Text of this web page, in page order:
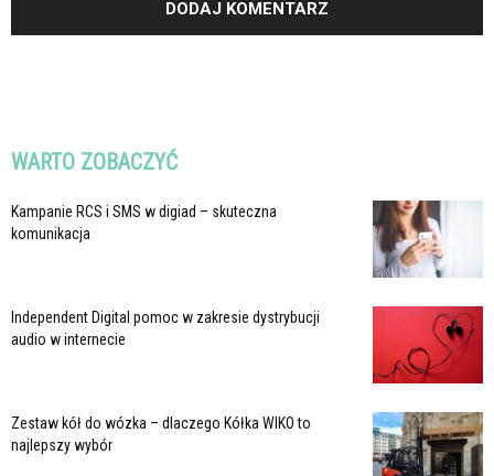
WARTO ZOBACZYĆ
Kampanie RCS i SMS w digiad – skuteczna
komunikacja
Independent Digital pomoc w zakresie dystrybucji
audio w internecie
Zestaw kół do wózka – dlaczego Kółka WIKO to
najlepszy wybór